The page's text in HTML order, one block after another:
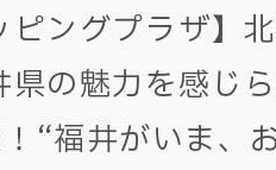
ピングプラザ】
の魅力を感じ
“福井がいま、